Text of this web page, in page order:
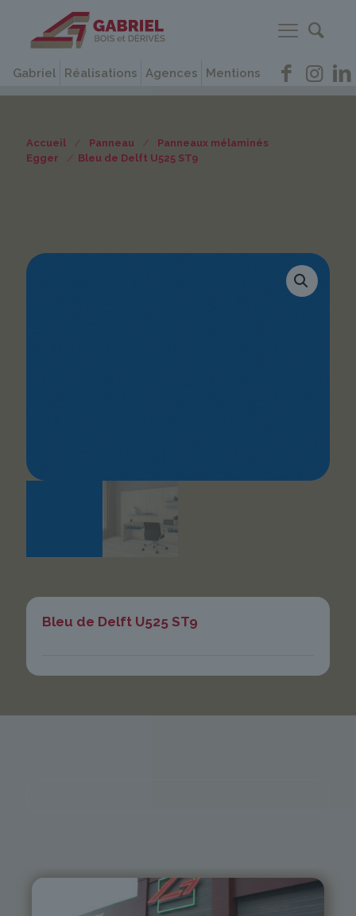
Gabriel Réalisations Agences Mentions
Accueil / Panneau /
Panneaux mélaminés
Egger
/ Bleu de Delft U525 ST9
Bleu de Delft U525 ST9